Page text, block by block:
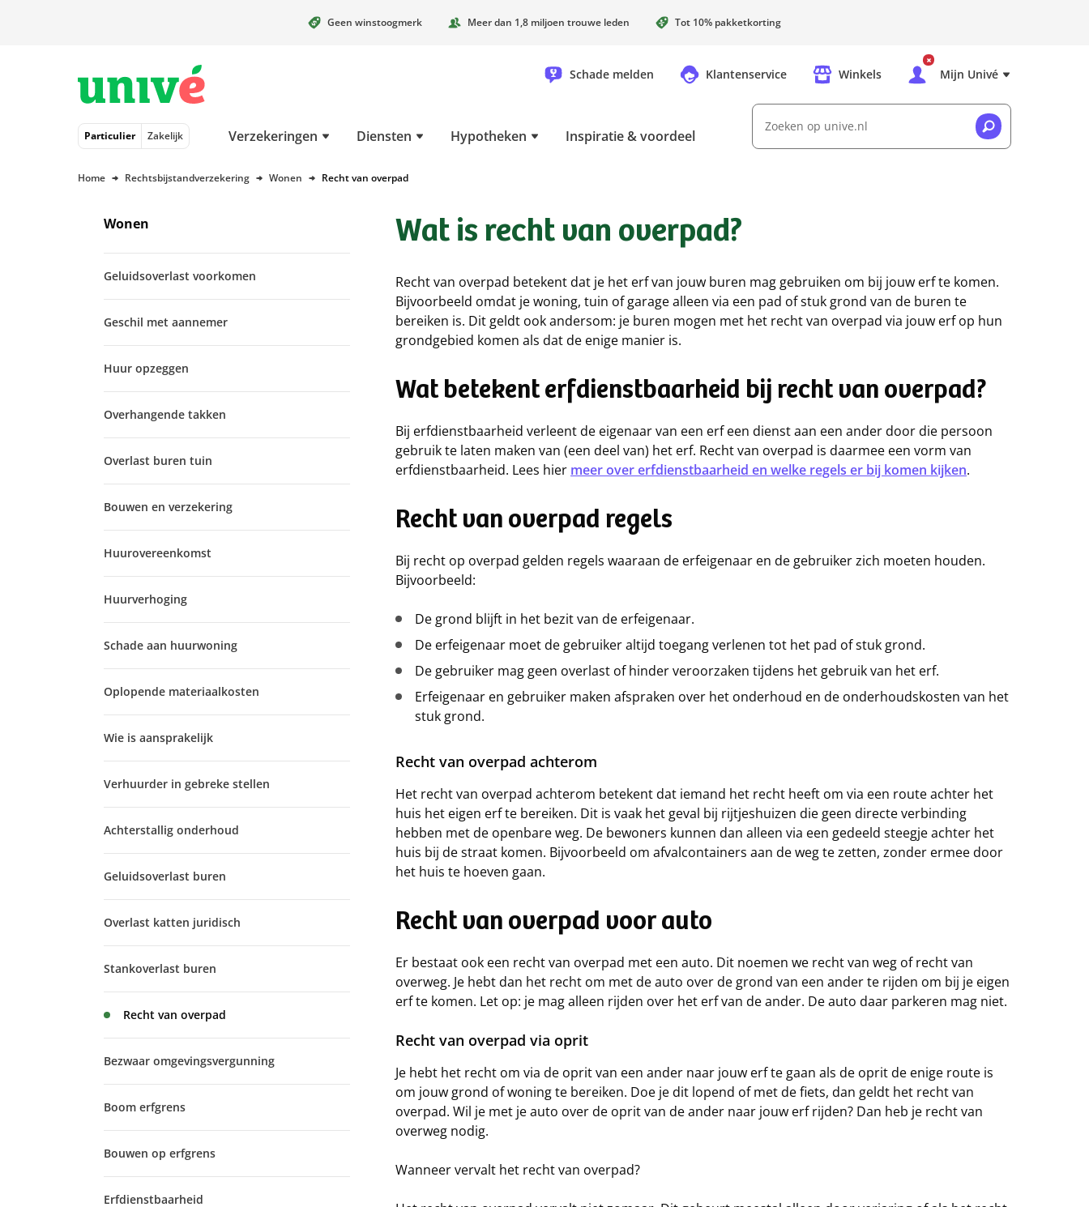
Geen winstoogmerk Meer dan 1,8 miljoen trouwe leden Tot 10% pakketkorting
Schade melden Klantenservice Winkels Mijn Univé
Particulier Zakelijk Verzekeringen Diensten Hypotheken Inspiratie & voordeel
Zoeken op unive.nl
Home Rechtsbijstandverzekering Wonen Recht van overpad
Wonen
Geluidsoverlast voorkomen
Geschil met aannemer
Huur opzeggen
Overhangende takken
Overlast buren tuin
Bouwen en verzekering
Huurovereenkomst
Huurverhoging
Schade aan huurwoning
Oplopende materiaalkosten
Wie is aansprakelijk
Verhuurder in gebreke stellen
Achterstallig onderhoud
Geluidsoverlast buren
Overlast katten juridisch
Stankoverlast buren
Recht van overpad
Bezwaar omgevingsvergunning
Boom erfgrens
Bouwen op erfgrens
Erfdienstbaarheid
Wat is recht van overpad?
Recht van overpad betekent dat je het erf van jouw buren mag gebruiken om bij jouw erf te komen.
Bijvoorbeeld omdat je woning, tuin of garage alleen via een pad of stuk grond van de buren te
bereiken is. Dit geldt ook andersom: je buren mogen met het recht van overpad via jouw erf op hun
grondgebied komen als dat de enige manier is.
Wat betekent erfdienstbaarheid bij recht van overpad?
Bij erfdienstbaarheid verleent de eigenaar van een erf een dienst aan een ander door die persoon
gebruik te laten maken van (een deel van) het erf. Recht van overpad is daarmee een vorm van
erfdienstbaarheid. Lees hier meer over erfdienstbaarheid en welke regels er bij komen kijken.
Recht van overpad regels
Bij recht op overpad gelden regels waaraan de erfeigenaar en de gebruiker zich moeten houden.
Bijvoorbeeld:
De grond blijft in het bezit van de erfeigenaar.
De erfeigenaar moet de gebruiker altijd toegang verlenen tot het pad of stuk grond.
De gebruiker mag geen overlast of hinder veroorzaken tijdens het gebruik van het erf.
Erfeigenaar en gebruiker maken afspraken over het onderhoud en de onderhoudskosten van het
stuk grond.
Recht van overpad achterom
Het recht van overpad achterom betekent dat iemand het recht heeft om via een route achter het
huis het eigen erf te bereiken. Dit is vaak het geval bij rijtjeshuizen die geen directe verbinding
hebben met de openbare weg. De bewoners kunnen dan alleen via een gedeeld steegje achter het
huis bij de straat komen. Bijvoorbeeld om afvalcontainers aan de weg te zetten, zonder ermee door
het huis te hoeven gaan.
Recht van overpad voor auto
Er bestaat ook een recht van overpad met een auto. Dit noemen we recht van weg of recht van
overweg. Je hebt dan het recht om met de auto over de grond van een ander te rijden om bij je eigen
erf te komen. Let op: je mag alleen rijden over het erf van de ander. De auto daar parkeren mag niet.
Recht van overpad via oprit
Je hebt het recht om via de oprit van een ander naar jouw erf te gaan als de oprit de enige route is
om jouw grond of woning te bereiken. Doe je dit lopend of met de fiets, dan geldt het recht van
overpad. Wil je met je auto over de oprit van de ander naar jouw erf rijden? Dan heb je recht van
overweg nodig.
Wanneer vervalt het recht van overpad?